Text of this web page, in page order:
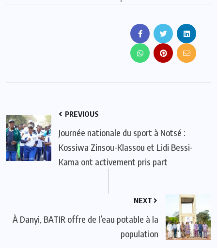
PREVIOUS
Journée nationale du sport à Notsé :
Kossiwa Zinsou-Klassou et Lidi Bessi-
Kama ont activement pris part
NEXT
À Danyi, BATIR offre de l’eau potable à la
population